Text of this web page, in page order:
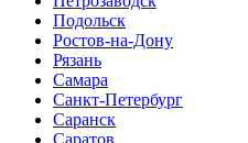
Подольск
Ростов-на-Дону
Рязань
Самара
Санкт-Петербург
Саранск